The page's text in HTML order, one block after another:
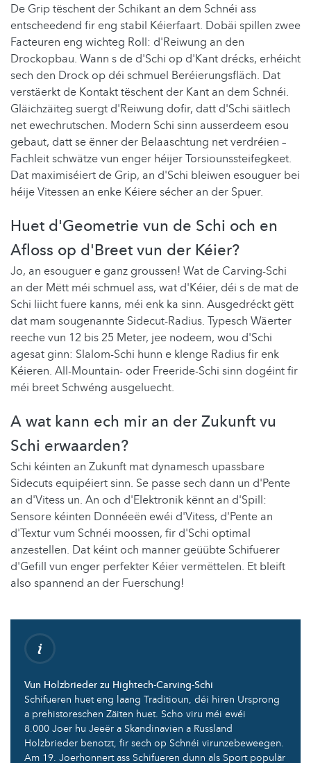
De Grip tëschent der Schikant an dem Schnéi ass
entscheedend fir eng stabil Kéierfaart. Dobäi spillen zwee
Facteuren eng wichteg Roll: d'Reiwung an den
Drockopbau. Wann s de d'Schi op d'Kant drécks, erhéicht
sech den Drock op déi schmuel Beréierungsfläch. Dat
verstäerkt de Kontakt tëschent der Kant an dem Schnéi.
Gläichzäiteg suergt d'Reiwung dofir, datt d'Schi säitlech
net ewechrutschen. Modern Schi sinn ausserdeem esou
gebaut, datt se ënner der Belaaschtung net verdréien –
Fachleit schwätze vun enger héijer Torsiounssteifegkeet.
Dat maximiséiert de Grip, an d'Schi bleiwen esouguer bei
héije Vitessen an enke Kéiere sécher an der Spuer.
Huet d'Geometrie vun de Schi och en
Afloss op d'Breet vun der Kéier?
Jo, an esouguer e ganz groussen! Wat de Carving-Schi
an der Mëtt méi schmuel ass, wat d'Kéier, déi s de mat de
Schi liicht fuere kanns, méi enk ka sinn. Ausgedréckt gëtt
dat mam sougenannte Sidecut-Radius. Typesch Wäerter
reeche vun 12 bis 25 Meter, jee nodeem, wou d'Schi
agesat ginn: Slalom-Schi hunn e klenge Radius fir enk
Kéieren. All-Mountain- oder Freeride-Schi sinn dogéint fir
méi breet Schwéng ausgeluecht.
A wat kann ech mir an der Zukunft vu
Schi erwaarden?
Schi kéinten an Zukunft mat dynamesch upassbare
Sidecuts equipéiert sinn. Se passe sech dann un d'Pente
an d'Vitess un. An och d'Elektronik kënnt an d'Spill:
Sensore kéinten Donnéeën ewéi d'Vitess, d'Pente an
d'Textur vum Schnéi moossen, fir d'Schi optimal
anzestellen. Dat kéint och manner geüübte Schifuerer
d'Gefill vun enger perfekter Kéier vermëttelen. Et bleift
also spannend an der Fuerschung!
Vun Holzbrieder zu Hightech-Carving-Schi
Schifueren huet eng laang Traditioun, déi hiren Ursprong
a prehistoreschen Zäiten huet. Scho viru méi ewéi
8.000 Joer hu Jeeër a Skandinavien a Russland
Holzbrieder benotzt, fir sech op Schnéi virunzebeweegen.
Am 19. Joerhonnert ass Schifueren dunn als Sport populär